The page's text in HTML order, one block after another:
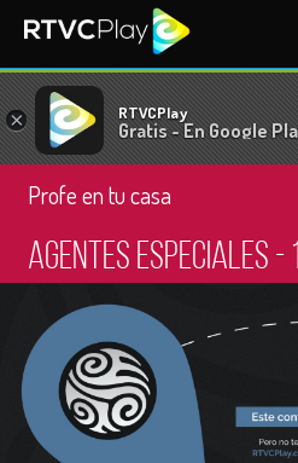
× RTVCPlay
Gratis - En Google
Profe en tu casa
Agentes especiales -